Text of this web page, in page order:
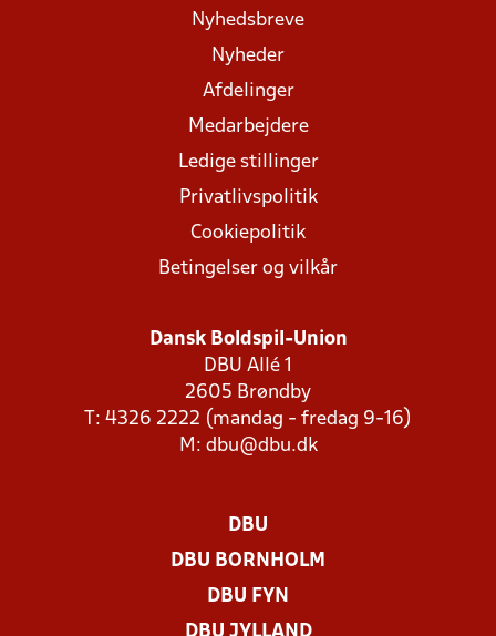
Nyhedsbreve
Nyheder
Afdelinger
Medarbejdere
Ledige stillinger
Privatlivspolitik
Cookiepolitik
Betingelser og vilkår
Dansk Boldspil-Union
DBU Allé 1
2605 Brøndby
T: 4326 2222 (mandag - fredag 9-16)
M: dbu@dbu.dk
DBU
DBU BORNHOLM
DBU FYN